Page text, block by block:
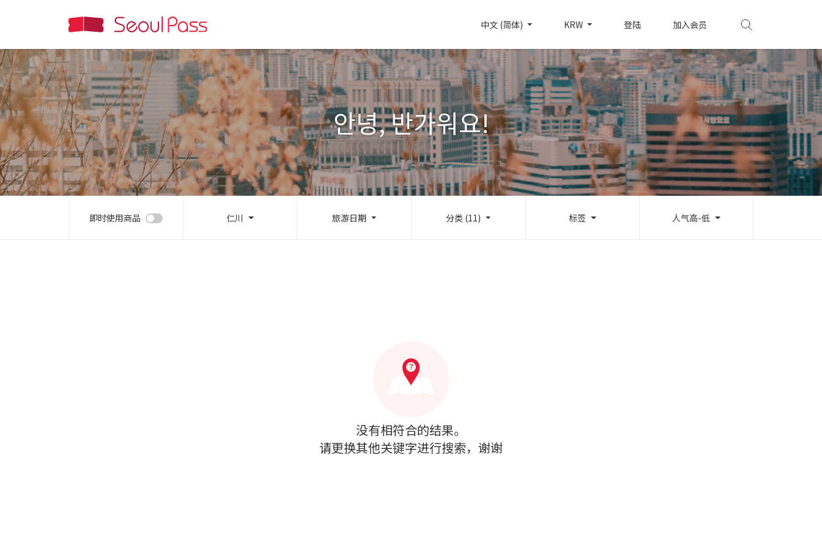
中文 (简体) KRW 登陆 加入会员
안녕, 반가워요!
即时使用商品 仁川 旅游日期 分类 (11) 标签 人气高-低
没有相符合的结果。
请更换其他关键字进行搜索，谢谢